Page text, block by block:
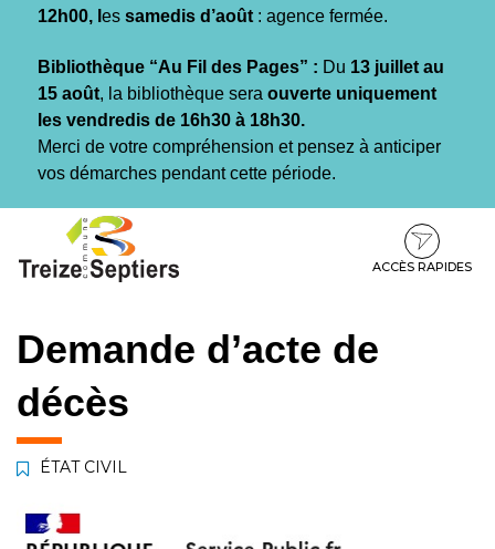
12h00, l es samedis d’août : agence fermée.
Bibliothèque “Au Fil des Pages” : Du 13 juillet au
15 août, la bibliothèque sera ouverte uniquement
les vendredis de 16h30 à 18h30.
Merci de votre compréhension et pensez à anticiper
vos démarches pendant cette période.
contenu
pied
ACCÈS RAPIDES
Demande d’acte de
décès
ÉTAT CIVIL